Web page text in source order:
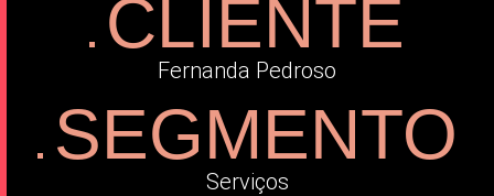
CLIENTE
Fernanda Pedroso
SEGMENTO
Serviços